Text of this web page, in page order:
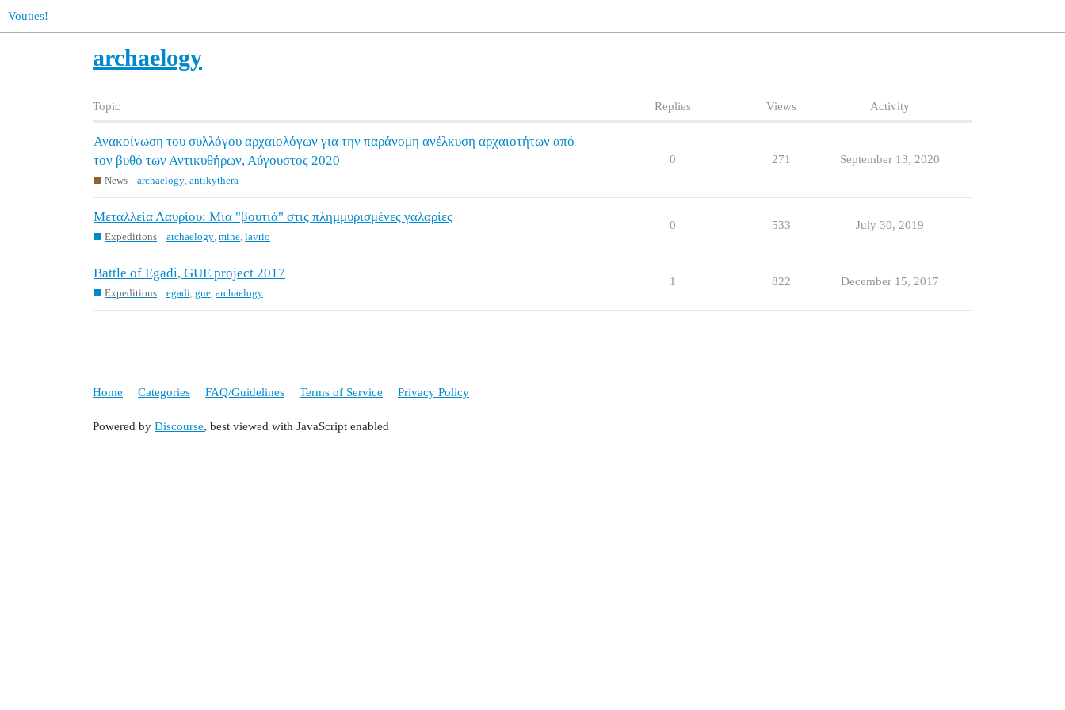
Vouties!
archaelogy
Topic Replies Views Activity
Ανακοίνωση του συλλόγου αρχαιολόγων για την παράνομη ανέλκυση αρχαιοτήτων από
τον βυθό των Αντικυθήρων, Αύγουστος 2020
News archaelogy antikythera
0 271 September 13, 2020
Μεταλλεία Λαυρίου: Μια "βουτιά" στις πλημμυρισμένες γαλαρίες
Expeditions archaelogy mine lavrio
0 533 July 30, 2019
Battle of Egadi, GUE project 2017
Expeditions egadi gue archaelogy
1 822 December 15, 2017
Home Categories FAQ/Guidelines Terms of Service Privacy Policy
Powered by Discourse, best viewed with JavaScript enabled